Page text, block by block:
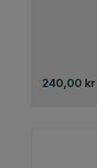
240,00 kr